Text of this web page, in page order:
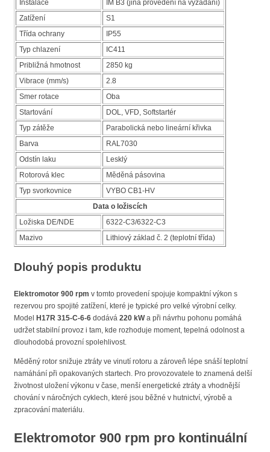
Instalace
IM B3 (jiná provedení na vyžádání)
Zatížení
S1
Třída ochrany
IP55
Typ chlazení
IC411
Približná hmotnost
2850 kg
Vibrace (mm/s)
2.8
Smer rotace
Oba
Startování
DOL, VFD, Softstartér
Typ zátěže
Parabolická nebo lineární křivka
Barva
RAL7030
Odstín laku
Lesklý
Rotorová klec
Měděná pásovina
Typ svorkovnice
VYBO CB1-HV
Data o ložiscích
Ložiska DE/NDE
6322-C3/6322-C3
Mazivo
Lithiový základ č. 2 (teplotní třída)
Dlouhý popis produktu
Elektromotor 900 rpm v tomto provedení spojuje kompaktní výkon s
rezervou pro spojité zatížení, které je typické pro velké výrobní celky.
Model
H17R 315-C-6-6 dodává 220 kWa při návrhu pohonu pomáhá
udržet stabilní provoz i tam, kde rozhoduje moment, tepelná odolnost a
dlouhodobá provozní spolehlivost.
Měděný rotor snižuje ztráty ve vinutí rotoru a zároveň lépe snáší teplotní
namáhání při opakovaných startech. Pro provozovatele to znamená delší
životnost uložení výkonu v čase, menší energetické ztráty a vhodnější
chování v náročných cyklech, které jsou běžné v hutnictví, výrobě a
zpracování materiálu.
Elektromotor 900 rpm pro kontinuální